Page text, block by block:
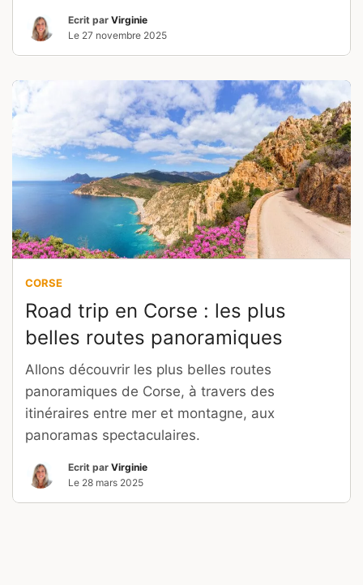
Ecrit par Virginie
Le 27 novembre 2025
CORSE
Road trip en Corse : les plus
belles routes panoramiques
Allons découvrir les plus belles routes
panoramiques de Corse, à travers des
itinéraires entre mer et montagne, aux
panoramas spectaculaires.
Ecrit par Virginie
Le 28 mars 2025